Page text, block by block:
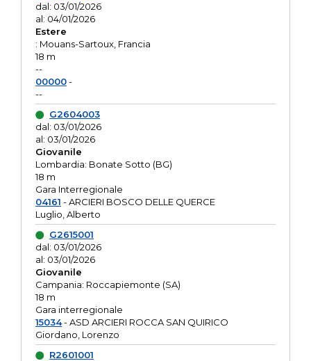
dal: 03/01/2026
al: 04/01/2026
Estere
: Mouans-Sartoux, Francia
18 m
--
00000-
--
G2604003
dal: 03/01/2026
al: 03/01/2026
Giovanile
Lombardia: Bonate Sotto (BG)
18 m
Gara Interregionale
04161 - ARCIERI BOSCO DELLE QUERCE
Luglio, Alberto
G2615001
dal: 03/01/2026
al: 03/01/2026
Giovanile
Campania: Roccapiemonte (SA)
18 m
Gara interregionale
15034- ASD ARCIERI ROCCA SAN QUIRICO
Giordano, Lorenzo
R2601001